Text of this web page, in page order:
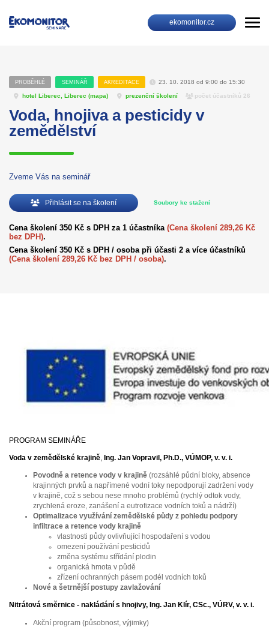
ekomonitor.cz
PROBĚHLÉ SEMINÁŘ AKREDITACE 23. 10. 2018 od 9:00 do 15:30
hotel Liberec, Liberec (mapa) prezenční školení počet účastníků 26
Voda, hnojiva a pesticidy v
zemědělství
Zveme Vás na seminář
Přihlásit se na školení Soubory ke stažení
Cena školení 350 Kč s DPH za 1 účastníka (Cena školení 289,26 Kč
bez DPH).
Cena školení 350 Kč s DPH / osoba při účasti 2 a více účastníků
(Cena školení 289,26 Kč bez DPH / osoba).
PROGRAM SEMINÁŘE
Voda v zemědělské krajině Ing. Jan Vopravil, Ph.D., VÚMOP, v. v. i.
Povodně a retence vody v krajině (rozsáhlé půdní bloky, absence
krajinných prvků a napřímené vodní toky nepodporují zadržení vody
v krajině, což s sebou nese mnoho problémů (rychlý odtok vody,
zrychlená eroze, zanášení a eutrofizace vodních toků a nádrží)
Optimalizace využívání zemědělské půdy z pohledu podpory
infiltrace a retence vody krajině
vlastnosti půdy ovlivňující hospodaření s vodou
omezení používání pesticidů
změna systému střídání plodin
organická hmota v půdě
zřízení ochranných pásem podél vodních toků
Nové a šetrnější postupy zavlažování
Nitrátová směrnice - nakládání s hnojivy, Ing. Jan Klír, CSc., VÚRV, v. v. i.
Akční program (působnost, výjimky)